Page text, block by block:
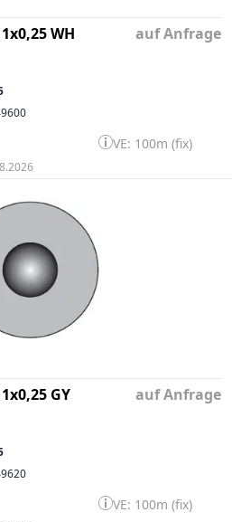
WH
auf Anfrage
VE: 100m (fix)
GY
auf Anfrage
VE: 100m (fix)